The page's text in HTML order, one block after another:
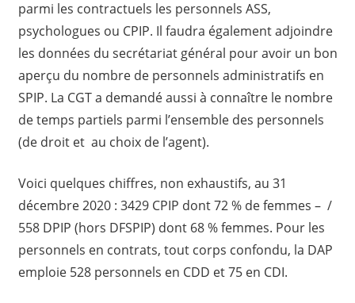
parmi les contractuels les personnels ASS,
psychologues ou CPIP. Il faudra également adjoindre
les données du secrétariat général pour avoir un bon
aperçu du nombre de personnels administratifs en
SPIP. La CGT a demandé aussi à connaître le nombre
de temps partiels parmi l’ensemble des personnels
(de droit et au choix de l’agent).
Voici quelques chiffres, non exhaustifs, au 31
décembre 2020 : 3429 CPIP dont 72 % de femmes – /
558 DPIP (hors DFSPIP) dont 68 % femmes. Pour les
personnels en contrats, tout corps confondu, la DAP
emploie 528 personnels en CDD et 75 en CDI.